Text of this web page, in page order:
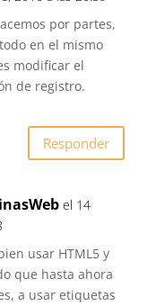
por partes,
en el mismo
modificar el
de registro.
Responder
el 14
usar HTML5 y
que hasta ahora
a usar etiquetas